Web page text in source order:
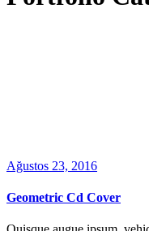
Ağustos 23, 2016
Geometric Cd Cover